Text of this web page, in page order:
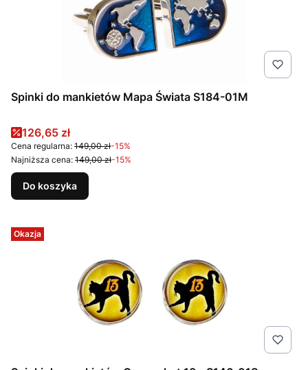
Spinki do mankietów Mapa Świata S184-01M
Cena promocyjna
126,65 zł
Cena regularna: 149,00 zł-15%
Najniższa cena: 149,00 zł-15%
Do koszyka
Okazja